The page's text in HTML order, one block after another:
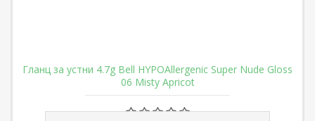
Гланц за устни 4.7g Bell HYPOAllergenic Super Nude Gloss
06 Misty Apricot